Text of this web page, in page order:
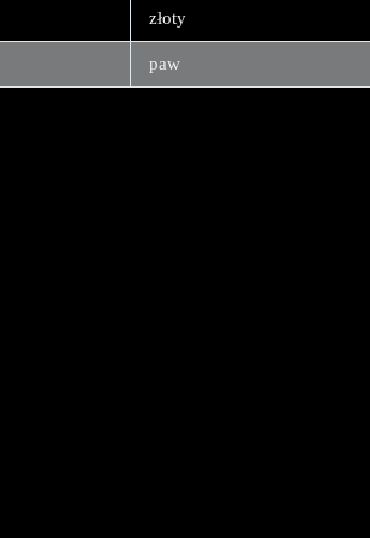
złoty
paw